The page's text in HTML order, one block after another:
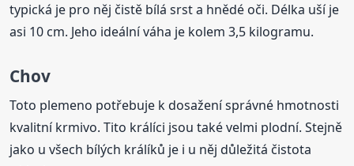
typická je pro něj čistě bílá srst a hnědé oči. Délka uší je
asi 10 cm. Jeho ideální váha je kolem 3,5 kilogramu.
Chov
Toto plemeno potřebuje k dosažení správné hmotnosti
kvalitní krmivo. Tito králíci jsou také velmi plodní. Stejně
jako u všech bílých králíků je i u něj důležitá čistota